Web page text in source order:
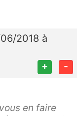
2018 à
+ -
en faire